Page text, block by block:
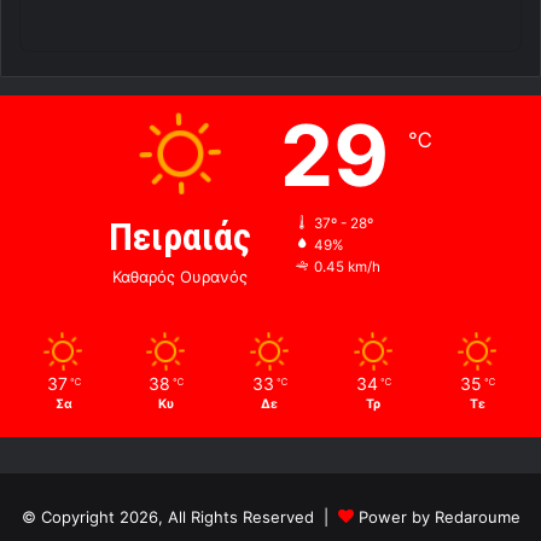
Πειραιάς
Καθαρός Ουρανός
29 ℃
37º - 28º
49%
0.45 km/h
37 ℃
Σα
38 ℃
Κυ
33 ℃
Δε
34 ℃
Τρ
35 ℃
Τε
© Copyright 2026, All Rights Reserved | Power by Redaroume